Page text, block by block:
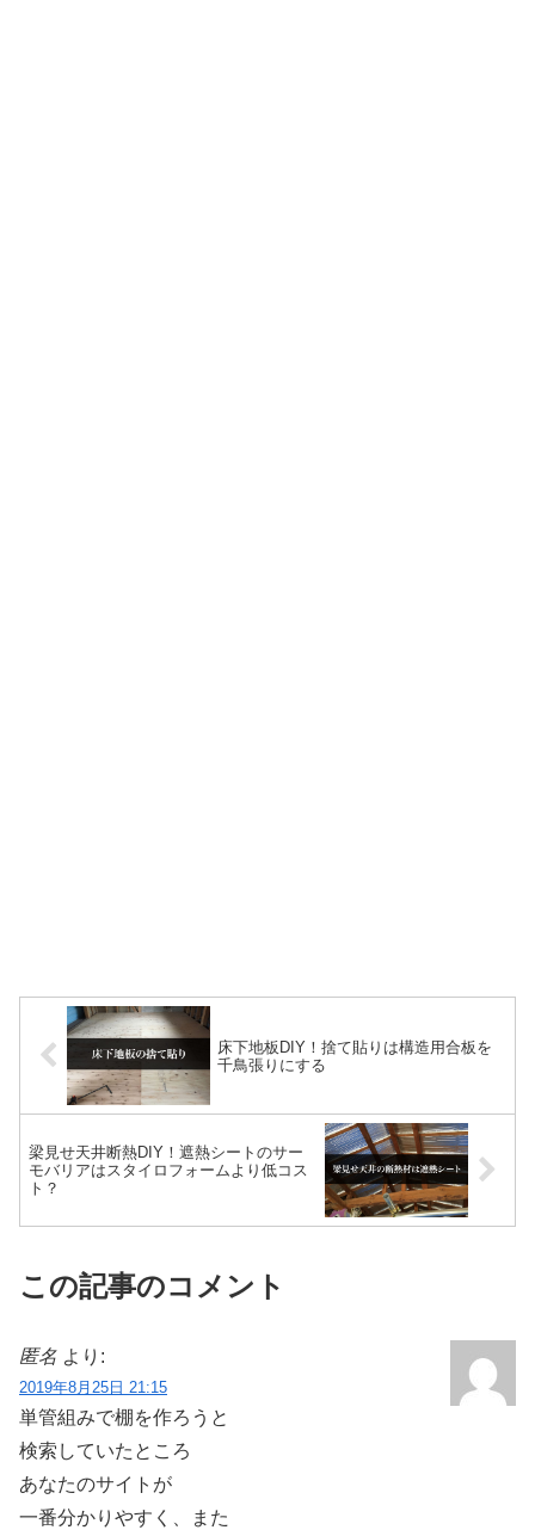
床下地板DIY！捨て貼りは構造用合板を
千鳥張りにする
梁見せ天井断熱DIY！遮熱シートのサー
モバリアはスタイロフォームより低コス
ト？
この記事のコメント
匿名 より:
2019年8月25日 21:15
単管組みで棚を作ろうと
検索していたところ
あなたのサイトが
一番分かりやすく、また